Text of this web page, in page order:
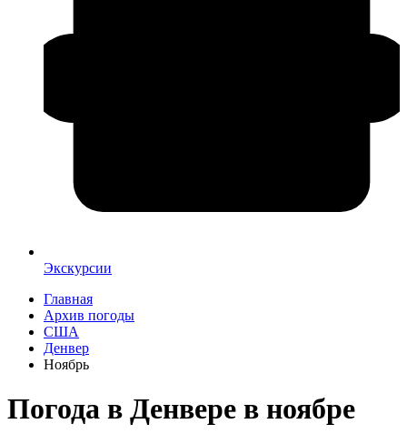
Экскурсии
Главная
Архив погоды
США
Денвер
Ноябрь
Погода в Денвере в ноябре